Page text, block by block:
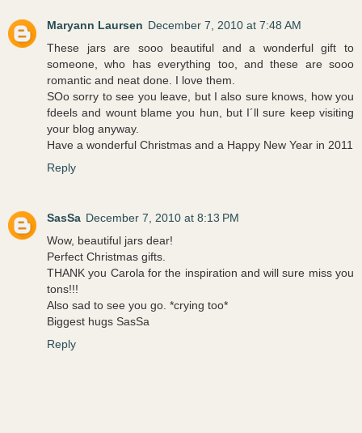
Maryann Laursen December 7, 2010 at 7:48 AM
These jars are sooo beautiful and a wonderful gift to
someone, who has everything too, and these are sooo
romantic and neat done. I love them.
SOo sorry to see you leave, but I also sure knows, how you
fdeels and wount blame you hun, but I´ll sure keep visiting
your blog anyway.
Have a wonderful Christmas and a Happy New Year in 2011
Reply
SasSa December 7, 2010 at 8:13 PM
Wow, beautiful jars dear!
Perfect Christmas gifts.
THANK you Carola for the inspiration and will sure miss you
tons!!!
Also sad to see you go. *crying too*
Biggest hugs SasSa
Reply